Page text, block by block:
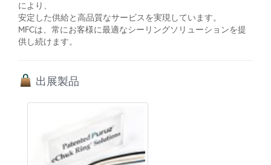
により、
安定した供給と高品質なサービスを実現しています。
MFCは、常にお客様に最適なシーリングソリューションを提
供し続けます。
出展製品